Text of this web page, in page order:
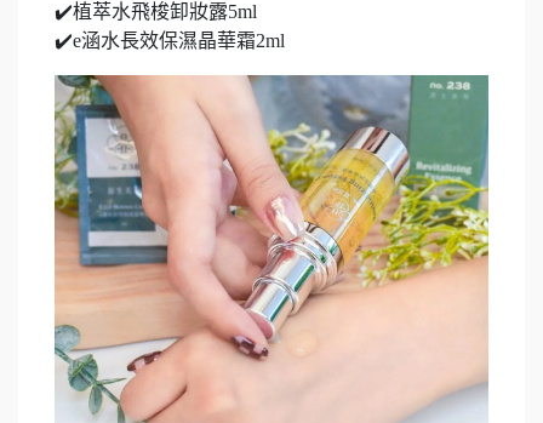
✔️植萃水飛梭卸妝露5ml
✔️e涵水長效保濕晶華霜2ml